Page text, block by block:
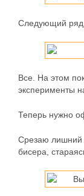
Следующий ряд
Все. На этом
эксперименты
Теперь нужно
Срезаю лишний
бисера,